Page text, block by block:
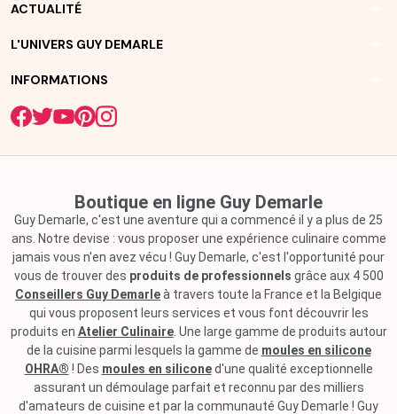
ACTUALITÉ
L'UNIVERS GUY DEMARLE
INFORMATIONS
Boutique en ligne Guy Demarle
Guy Demarle, c'est une aventure qui a commencé il y a plus de 25
ans. Notre devise : vous proposer une expérience culinaire comme
jamais vous n'en avez vécu ! Guy Demarle, c'est l'opportunité pour
vous de trouver des produits de professionnels grâce aux 4 500
Conseillers Guy Demarleà travers toute la France et la Belgique
qui vous proposent leurs services et vous font découvrir les
produits en Atelier Culinaire. Une large gamme de produits autour
de la cuisine parmi lesquels la gamme de moules en silicone
OHRA® ! Des moules en siliconed'une qualité exceptionnelle
assurant un démoulage parfait et reconnu par des milliers
d'amateurs de cuisine et par la communauté Guy Demarle ! Guy